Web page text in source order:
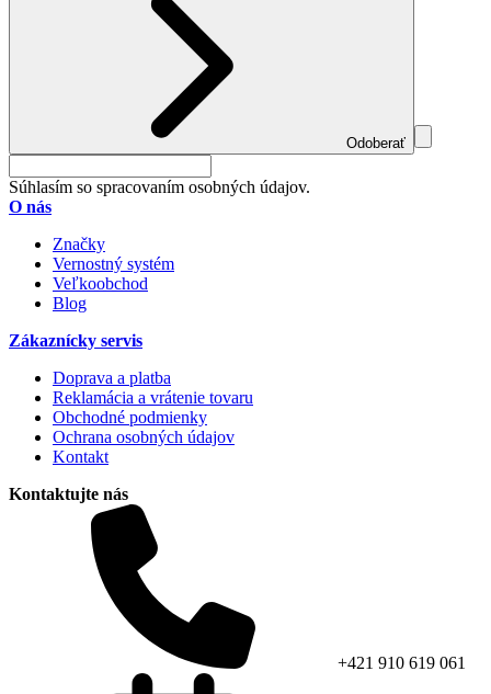
Odoberať
Súhlasím so spracovaním osobných údajov.
O nás
Značky
Vernostný systém
Veľkoobchod
Blog
Zákaznícky servis
Doprava a platba
Reklamácia a vrátenie tovaru
Obchodné podmienky
Ochrana osobných údajov
Kontakt
Kontaktujte nás
+421 910 619 061